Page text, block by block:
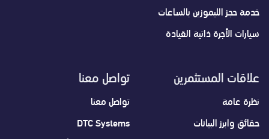
خدمة حجز الليموزين بالساعات
سيارات الأجرة ذاتية القيادة
علاقات المستثمرين
نظرة عامة
حقائق وابرز البيانات
تواصل معنا
تواصل معنا
DTC Systems